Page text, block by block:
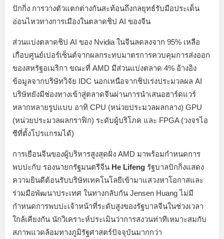
ปักกิ่ง การวางตัวแตกต่างกันสะท้อนถึงกลยุทธ์รับมือประเด็น
อ่อนไหวทางการเมืองในตลาดชิป AI ของจีน
ส่วนแบ่งตลาดชิป AI ของ Nvidia ในจีนลดลงจาก 95% เหลือ
เกือบศูนย์เปอร์เซ็นต์จากผลกระทบมาตรการควบคุมการส่งออก
ของสหรัฐอเมริกา ขณะที่ AMD มีส่วนแบ่งตลาด 4% อ้างอิง
ข้อมูลจากบริษัทวิจัย IDC นอกเหนือจากชิปเร่งประมวลผล AI
บริษัทยังมีช่องทางเข้าสู่ตลาดจีนผ่านการนำเสนอฮาร์ดแวร์
หลากหลายรูปแบบ อาทิ CPU (หน่วยประมวลผลกลาง) GPU
(หน่วยประมวลผลกราฟิก) ระดับผู้บริโภค และ FPGA (วงจรไอ
ซีที่ตั้งโปรแกรมได้)
การเยือนจีนของผู้บริหารสูงสุดฝั่ง AMD มาพร้อมกำหนดการ
พบปะกับ รองนายกรัฐมนตรีจีน He Lifeng รัฐบาลปักกิ่งแสดง
ความยินดีต้อนรับบริษัทเทคโนโลยีเข้ามาแสวงหาโอกาสและ
ร่วมมือพัฒนาประเทศ ในทางกลับกัน Jensen Huang ไม่มี
กำหนดการพบปะเจ้าหน้าที่ระดับสูงของรัฐบาลจีนในช่วงเวลา
ใกล้เคียงกัน นักวิเคราะห์ประเมินว่าการสงวนท่าทีเหมาะสมกับ
สภาพแวดล้อมทางภูมิรัฐศาสตร์ปัจจุบันมากกว่า